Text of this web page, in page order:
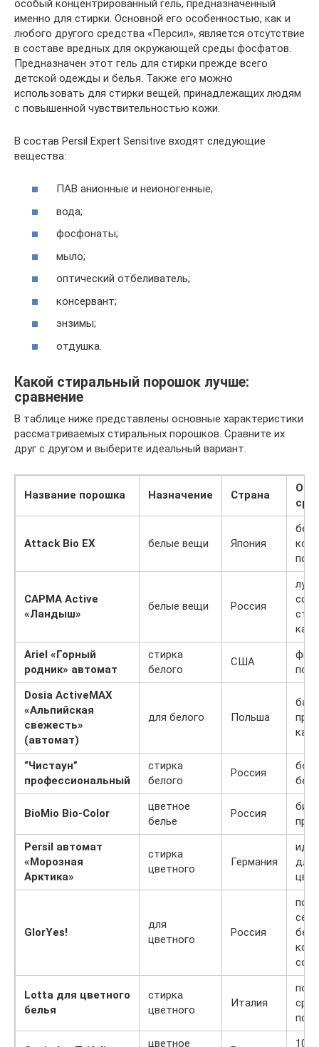
особый концентрированный гель, предназначенный
именно для стирки. Основной его особенностью, как и
любого другого средства «Персил», является отсутствие
в составе вредных для окружающей среды фосфатов.
Предназначен этот гель для стирки прежде всего
детской одежды и белья. Также его можно
использовать для стирки вещей, принадлежащих людям
с повышенной чувствительностью кожи.
В состав Persil Expert Sensitive входят следующие
вещества:
ПАВ анионные и неионогенные;
вода;
фосфонаты;
мыло;
оптический отбеливатель;
консервант;
энзимы;
отдушка.
Какой стиральный порошок лучше:
сравнение
В таблице ниже представлены основные характеристики
рассматриваемых стиральных порошков. Сравните их
друг с другом и выберите идеальный вариант.
Название порошка Назначение Страна
Attack Bio EX белые вещи Япония
САРМА Active
«Ландыш»
белые вещи Россия
Ariel «Горный
родник» автомат
стирка
белого
США
Dosia ActiveMAX
«Альпийская
свежесть»
(автомат)
для белого Польша
“Чистаун”
профессиональный
стирка
белого
Россия
BioMio Bio-Color
цветное
белье
Россия
Persil автомат
«Морозная
Арктика»
стирка
цветного
Германия
для
GlorYes!
для
цветного
Россия
Lotta для цветного
белья
стирка
цветного
Италия
цветное